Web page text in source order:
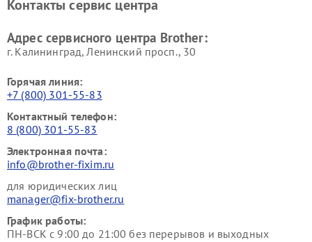
Контакты сервис центра
Адрес сервисного центра Brother:
г. Калининград, Ленинский просп., 30
Горячая линия:
+7 (800) 301-55-83
Контактный телефон:
8 (800) 301-55-83
Электронная почта:
info@brother-fixim.ru
для юридических лиц
manager@fix-brother.ru
График работы:
ПН-ВСК с 9:00 до 21:00 без перерывов и выходных